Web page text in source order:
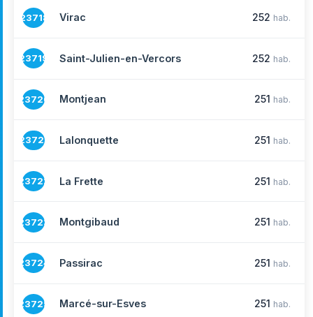
23718 Virac 252 hab.
23719 Saint-Julien-en-Vercors 252 hab.
23720 Montjean 251 hab.
23721 Lalonquette 251 hab.
23722 La Frette 251 hab.
23723 Montgibaud 251 hab.
23724 Passirac 251 hab.
23725 Marcé-sur-Esves 251 hab.